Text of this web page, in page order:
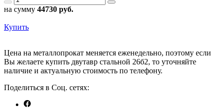
на сумму 44730 руб.
Купить
Цена на металлопрокат меняется еженедельно, поэтому если
Вы желаете купить двутавр стальной 26б2, то уточняйте
наличие и актуальную стоимость по телефону.
Поделиться в Соц. сетях: